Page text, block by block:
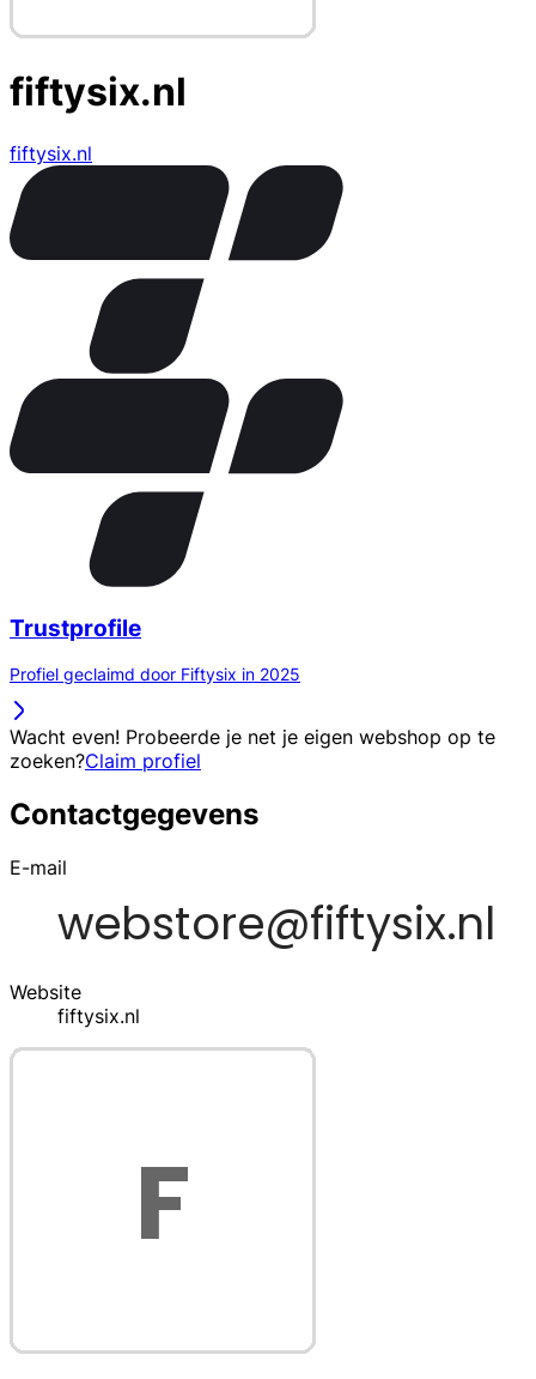
fiftysix.nl
fiftysix.nl
Trustprofile
Profiel geclaimd door Fiftysix in 2025
Wacht even! Probeerde je net je eigen webshop op te
zoeken?Claim profiel
Contactgegevens
E-mail
Website
fiftysix.nl